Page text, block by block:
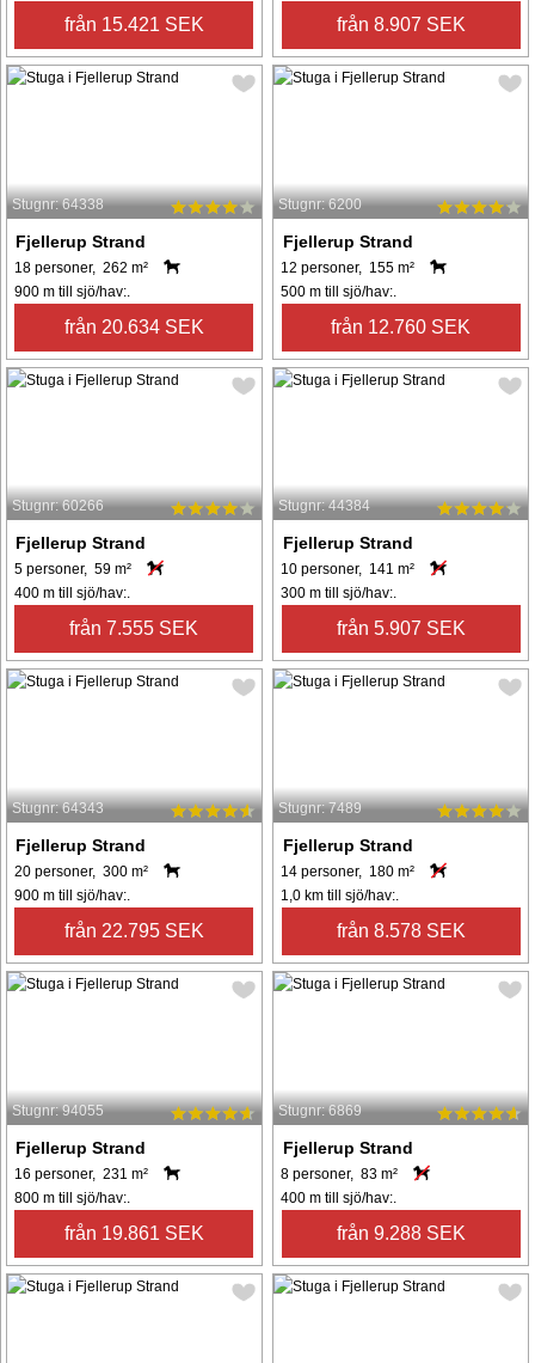
från 15.421 SEK från 8.907 SEK
Stugnr: 64338
Fjellerup Strand
18 personer, 262 m²
900 m till sjö/hav:.
från 20.634 SEK
Stugnr: 6200
Fjellerup Strand
12 personer, 155 m²
500 m till sjö/hav:.
från 12.760 SEK
Stugnr: 60266
Fjellerup Strand
5 personer, 59 m²
400 m till sjö/hav:.
från 7.555 SEK
Stugnr: 44384
Fjellerup Strand
10 personer, 141 m²
300 m till sjö/hav:.
från 5.907 SEK
Stugnr: 64343
Fjellerup Strand
20 personer, 300 m²
900 m till sjö/hav:.
från 22.795 SEK
Stugnr: 7489
Fjellerup Strand
14 personer, 180 m²
1,0 km till sjö/hav:.
från 8.578 SEK
Stugnr: 94055
Fjellerup Strand
16 personer, 231 m²
800 m till sjö/hav:.
från 19.861 SEK
Stugnr: 6869
Fjellerup Strand
8 personer, 83 m²
400 m till sjö/hav:.
från 9.288 SEK